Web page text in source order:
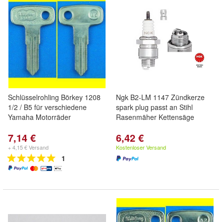
Schlüsselrohling Börkey 1208
1/2 / B5 für verschiedene
Yamaha Motorräder
7,14 €
+ 4,15 € Versand
1
Ngk B2-LM 1147 Zündkerze
spark plug passt an Stihl
Rasenmäher Kettensäge
6,42 €
Kostenloser Versand